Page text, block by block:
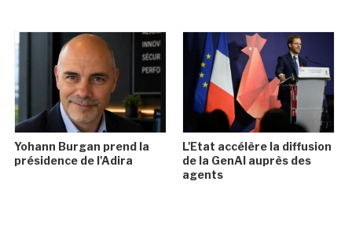
Yohann Burgan prend la
présidence de l'Adira
L'Etat accélère la diffusion
de la GenAI auprès des
agents